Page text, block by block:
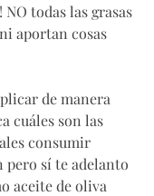
NO todas las grasas
aportan cosas
de manera
cuáles son las
consumir
pero sí te adelanto
aceite de oliva